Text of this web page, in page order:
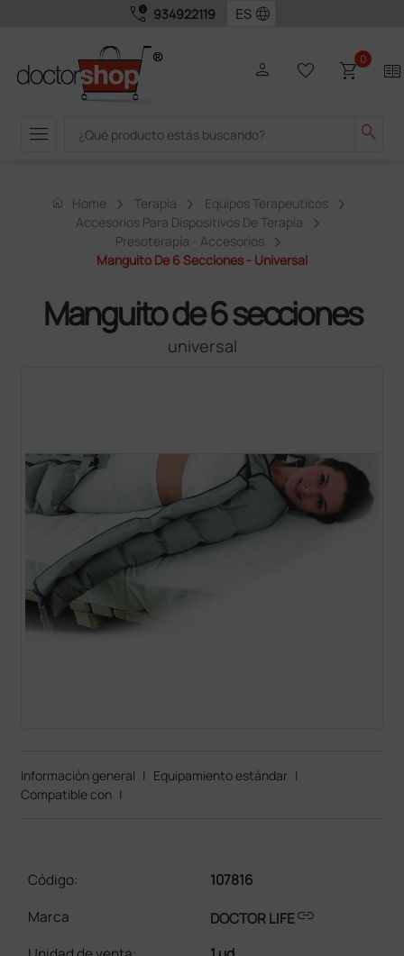
call_quality 934922119 language
menu search
person favorite_border shopping_cart0 two_pager
home Home Terapia
Equipos Terapeuticos
Accesorios Para Dispositivos De Terapia
Presoterapia - Accesorios
Manguito De 6 Secciones - Universal
Manguito de 6 secciones
universal
Información general | Equipamiento estándar |
Compatible con |
Código:
107816
Marca
DOCTOR LIFElink